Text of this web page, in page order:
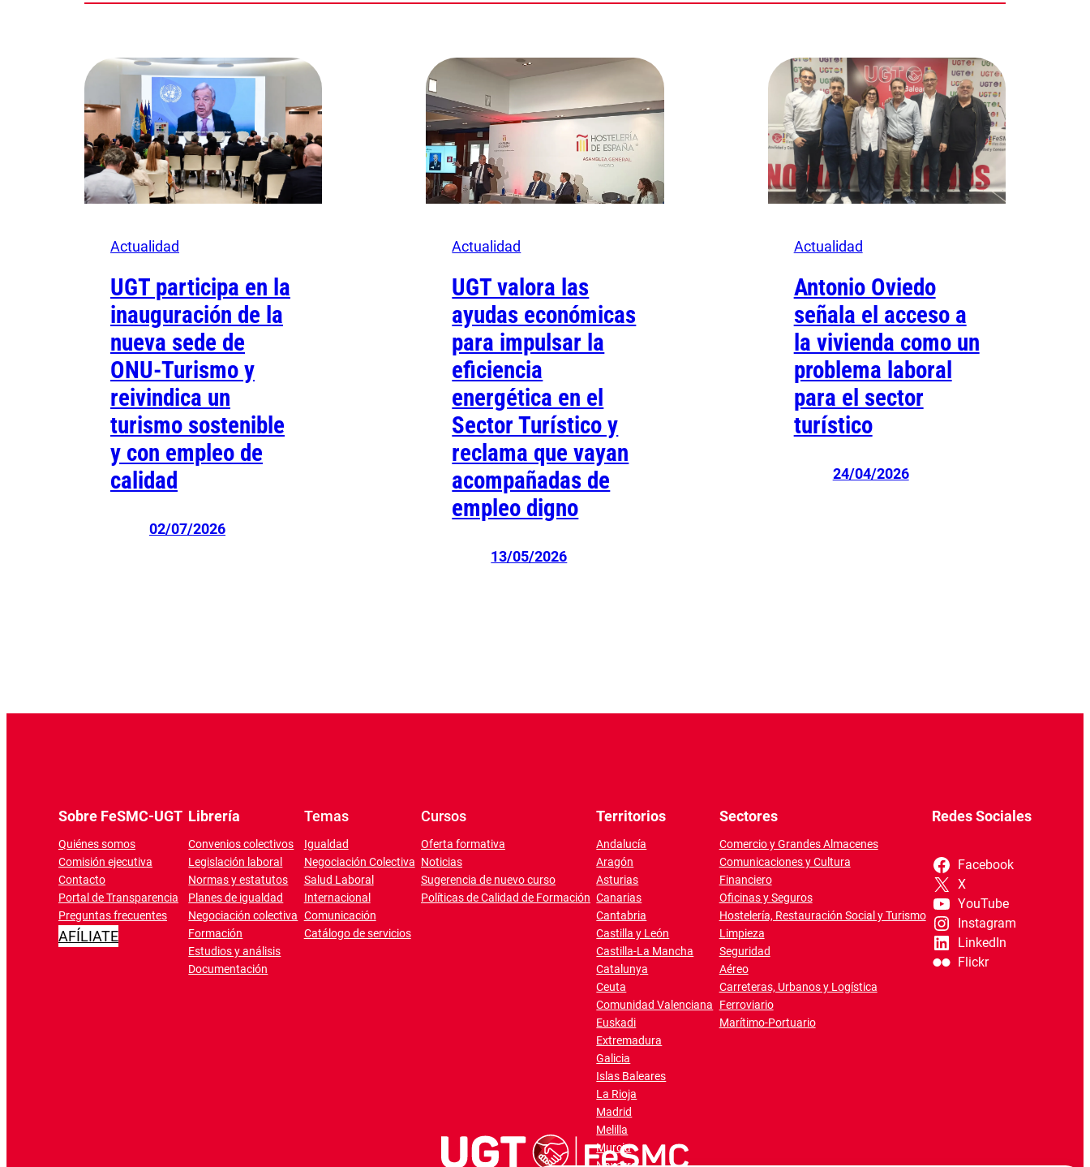
Actualidad
UGT participa en la
inauguración de la
nueva sede de
ONU-Turismo y
reivindica un
turismo sostenible
y con empleo de
calidad
02/07/2026
Actualidad
UGT valora las
ayudas económicas
para impulsar la
eficiencia
energética en el
Sector Turístico y
reclama que vayan
acompañadas de
empleo digno
13/05/2026
Actualidad
Antonio Oviedo
señala el acceso a
la vivienda como un
problema laboral
para el sector
turístico
24/04/2026
Sobre FeSMC-UGT
Quiénes somos
Comisión ejecutiva
Contacto
Portal de Transparencia
Preguntas frecuentes
AFÍLIATE
Librería
Convenios colectivos
Legislación laboral
Normas y estatutos
Planes de igualdad
Negociación colectiva
Formación
Estudios y análisis
Documentación
Temas
Igualdad
Negociación Colectiva
Salud Laboral
Internacional
Comunicación
Catálogo de servicios
Cursos
Oferta formativa
Noticias
Sugerencia de nuevo curso
Políticas de Calidad de Formación
Territorios
Andalucía
Aragón
Asturias
Canarias
Cantabria
Castilla y León
Castilla-La Mancha
Catalunya
Ceuta
Comunidad Valenciana
Euskadi
Extremadura
Galicia
Islas Baleares
La Rioja
Madrid
Melilla
Murcia
Sectores
Comercio y Grandes Almacenes
Comunicaciones y Cultura
Financiero
Oficinas y Seguros
Hostelería, Restauración Social y Turismo
Limpieza
Seguridad
Aéreo
Carreteras, Urbanos y Logística
Ferroviario
Marítimo-Portuario
Redes Sociales
Facebook
X
YouTube
Instagram
LinkedIn
Flickr